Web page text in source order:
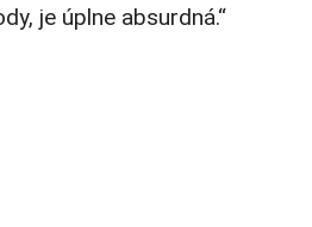
je úplne absurdná.“